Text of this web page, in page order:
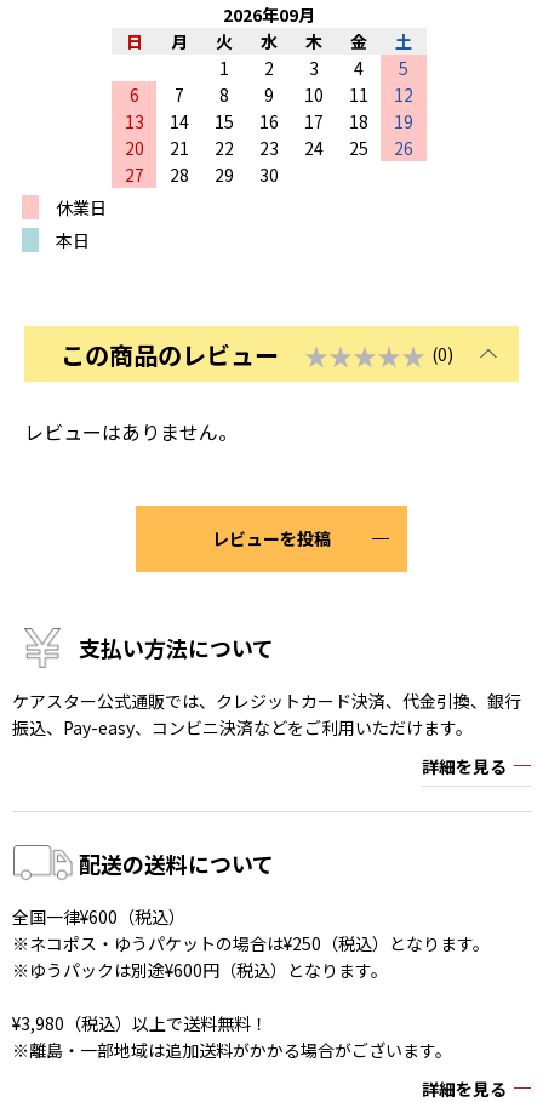
2026年09月
日
月 火 水 木 金
土
1
2 3 4
5
6
7 8 9 10 11
12
13
14 15 16 17 18
19
20
21 22 23 24 25
26
27
28 29
30
休業日
本日
この商品のレビュー ★★★★★ (0)
レビューはありません。
レビューを投稿
支払い方法について
ケアスター公式通販では、クレジットカード決済、代金引換、銀行
振込、Pay-easy、コンビニ決済などをご利用いただけます。
詳細を見る
配送の送料について
全国一律¥600（税込）
※ネコポス・ゆうパケットの場合は¥250（税込）となります。
※ゆうパックは別途¥600円（税込）となります。
¥3,980（税込）以上で送料無料！
※離島・一部地域は追加送料がかかる場合がございます。
詳細を見る